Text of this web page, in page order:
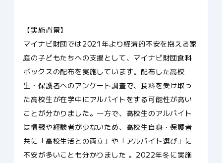
【実施背景】
マイナビ財団では2021年より経済的不安を抱える家
庭の子どもたちへの支援として、マイナビ財団食料
ボックスの配布を実施しています。配布した高校
生・保護者へのアンケート調査で、食料を受け取っ
た高校生が在学中にアルバイトをする可能性が高い
ことが分かりました。一方で、高校生のアルバイト
は情報や経験者が少ないため、高校生自身・保護者
共に「高校生活との両立」や「アルバイト選び」に
不安が多いことも分かりました 。2022年冬に実施